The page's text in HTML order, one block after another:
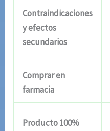
Contraindicaciones
y efectos
secundarios
Comprar en
farmacia
Producto 100%